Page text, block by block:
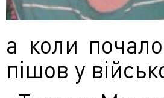
а коли
пішов у